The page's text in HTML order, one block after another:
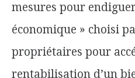
mesures pour
économique » choisi
propriétaires pour
rentabilisation d’un